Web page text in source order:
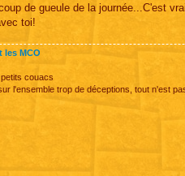
de gueule de la journée...C'est
toi!
les MCO
couacs
l'ensemble trop de déceptions, tout n'est